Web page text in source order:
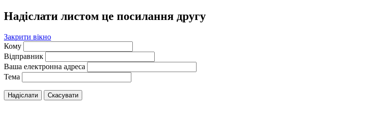
Надіслати листом це посилання другу
Закрити вікно
Кому
Відправник
Ваша електронна адреса
Тема
Надіслати Скасувати